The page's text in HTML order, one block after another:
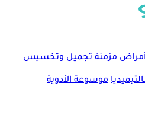
مزمنة تجميل وتخسيس
موسوعة الأدوية